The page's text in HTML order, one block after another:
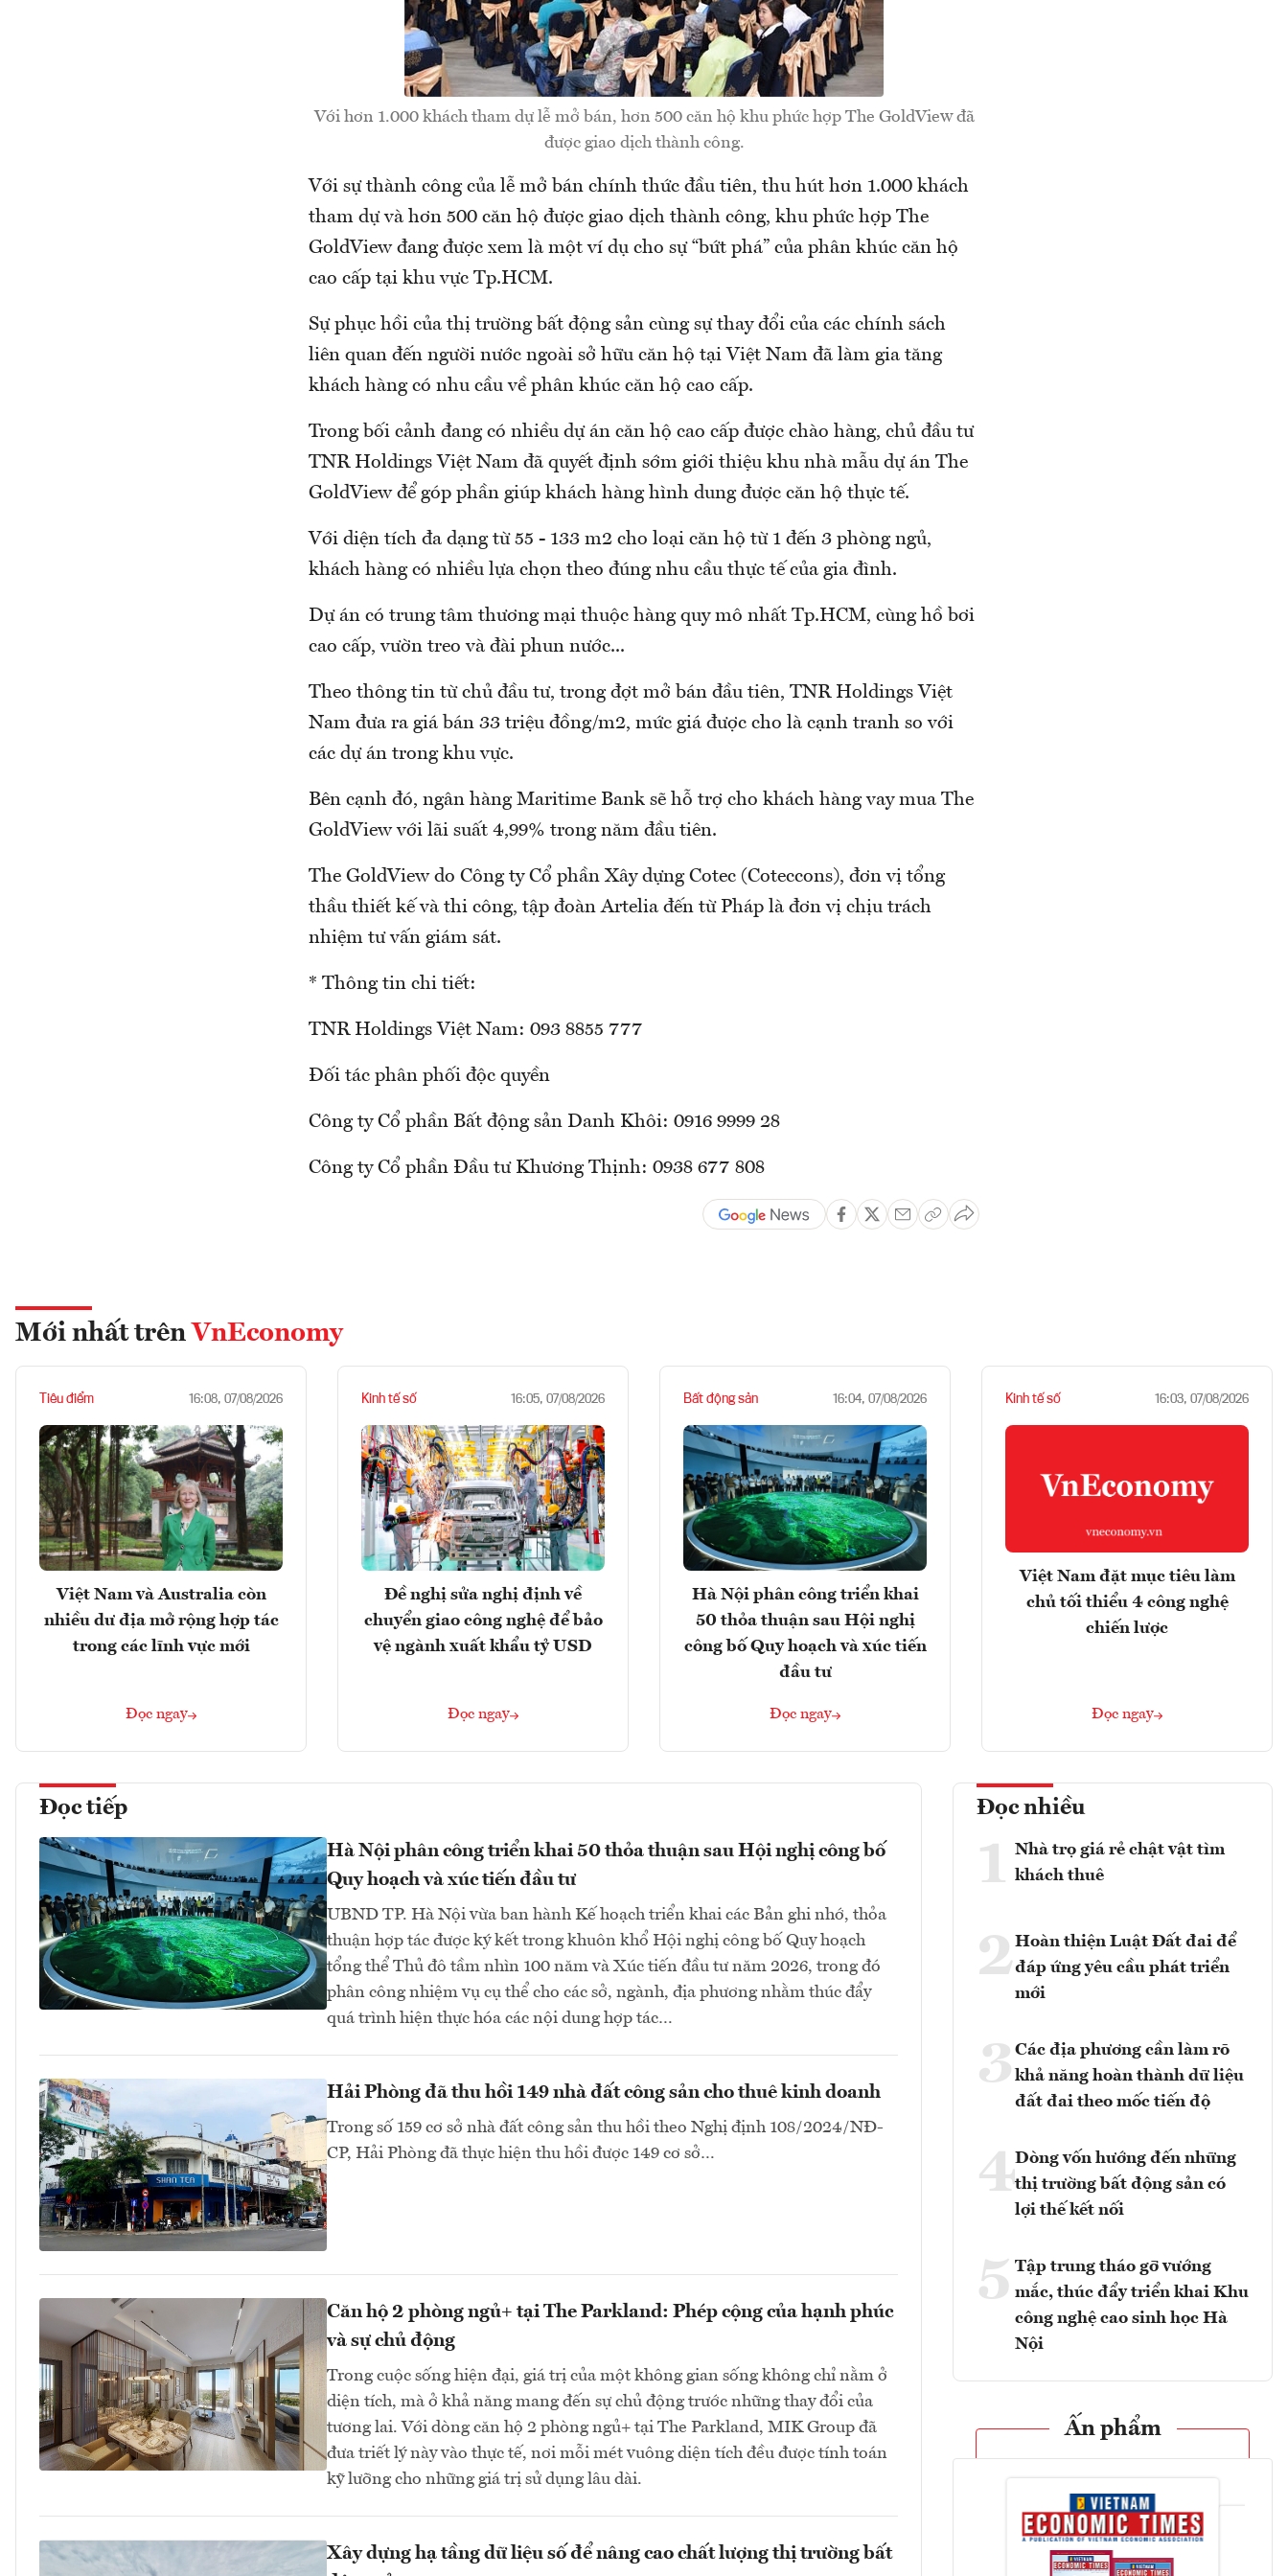
Với hơn 1.000 khách tham dự lễ mở bán, hơn 500 căn hộ khu phức hợp The GoldView đã
được giao dịch thành công.
Với sự thành công của lễ mở bán chính thức đầu tiên, thu hút hơn 1.000 khách
tham dự và hơn 500 căn hộ được giao dịch thành công, khu phức hợp The
GoldView đang được xem là một ví dụ cho sự “bứt phá” của phân khúc căn hộ
cao cấp tại khu vực Tp.HCM.
Sự phục hồi của thị trường bất động sản cùng sự thay đổi của các chính sách
liên quan đến người nước ngoài sở hữu căn hộ tại Việt Nam đã làm gia tăng
khách hàng có nhu cầu về phân khúc căn hộ cao cấp.
Trong bối cảnh đang có nhiều dự án căn hộ cao cấp được chào hàng, chủ đầu tư
TNR Holdings Việt Nam đã quyết định sớm giới thiệu khu nhà mẫu dự án The
GoldView để góp phần giúp khách hàng hình dung được căn hộ thực tế.
Với diện tích đa dạng từ 55 - 133 m2 cho loại căn hộ từ 1 đến 3 phòng ngủ,
khách hàng có nhiều lựa chọn theo đúng nhu cầu thực tế của gia đình.
Dự án có trung tâm thương mại thuộc hàng quy mô nhất Tp.HCM, cùng hồ bơi
cao cấp, vườn treo và đài phun nước...
Theo thông tin từ chủ đầu tư, trong đợt mở bán đầu tiên, TNR Holdings Việt
Nam đưa ra giá bán 33 triệu đồng/m2, mức giá được cho là cạnh tranh so với
các dự án trong khu vực.
Bên cạnh đó, ngân hàng Maritime Bank sẽ hỗ trợ cho khách hàng vay mua The
GoldView với lãi suất 4,99% trong năm đầu tiên.
The GoldView do Công ty Cổ phần Xây dựng Cotec (Coteccons), đơn vị tổng
thầu thiết kế và thi công, tập đoàn Artelia đến từ Pháp là đơn vị chịu trách
nhiệm tư vấn giám sát.
* Thông tin chi tiết:
TNR Holdings Việt Nam: 093 8855 777
Đối tác phân phối độc quyền
Công ty Cổ phần Bất động sản Danh Khôi: 0916 9999 28
Công ty Cổ phần Đầu tư Khương Thịnh: 0938 677 808
Mới nhất trên VnEconomy
Tiêu điểm 16:08, 07/08/2026
Việt Nam và Australia còn
nhiều dư địa mở rộng hợp tác
trong các lĩnh vực mới
Đọc ngay
Kinh tế số 16:05, 07/08/2026
Đề nghị sửa nghị định về
chuyển giao công nghệ để bảo
vệ ngành xuất khẩu tỷ USD
Đọc ngay
Bất động sản 16:04, 07/08/2026
Hà Nội phân công triển khai
50 thỏa thuận sau Hội nghị
công bố Quy hoạch và xúc tiến
đầu tư
Đọc ngay
Kinh tế số 16:03, 07/08/2026
Việt Nam đặt mục tiêu làm
chủ tối thiểu 4 công nghệ
chiến lược
Đọc ngay
Đọc tiếp
Hà Nội phân công triển khai 50 thỏa thuận sau Hội nghị công bố
Quy hoạch và xúc tiến đầu tư
UBND TP. Hà Nội vừa ban hành Kế hoạch triển khai các Bản ghi nhớ, thỏa
thuận hợp tác được ký kết trong khuôn khổ Hội nghị công bố Quy hoạch
tổng thể Thủ đô tầm nhìn 100 năm và Xúc tiến đầu tư năm 2026, trong đó
phân công nhiệm vụ cụ thể cho các sở, ngành, địa phương nhằm thúc đẩy
quá trình hiện thực hóa các nội dung hợp tác…
Hải Phòng đã thu hồi 149 nhà đất công sản cho thuê kinh doanh
Trong số 159 cơ sở nhà đất công sản thu hồi theo Nghị định 108/2024/NĐ-
CP, Hải Phòng đã thực hiện thu hồi được 149 cơ sở…
Căn hộ 2 phòng ngủ+ tại The Parkland: Phép cộng của hạnh phúc
và sự chủ động
Trong cuộc sống hiện đại, giá trị của một không gian sống không chỉ nằm ở
diện tích, mà ở khả năng mang đến sự chủ động trước những thay đổi của
tương lai. Với dòng căn hộ 2 phòng ngủ+ tại The Parkland, MIK Group đã
đưa triết lý này vào thực tế, nơi mỗi mét vuông diện tích đều được tính toán
kỹ lưỡng cho những giá trị sử dụng lâu dài.
Xây dựng hạ tầng dữ liệu số để nâng cao chất lượng thị trường bất
Đọc nhiều
1 Nhà trọ giá rẻ chật vật tìm
khách thuê
2Hoàn thiện Luật Đất đai để
đáp ứng yêu cầu phát triển
mới
3 Các địa phương cần làm rõ
khả năng hoàn thành dữ liệu
đất đai theo mốc tiến độ
4Dòng vốn hướng đến những
thị trường bất động sản có
lợi thế kết nối
5 Tập trung tháo gỡ vướng
mắc, thúc đẩy triển khai Khu
công nghệ cao sinh học Hà
Nội
Ấn phẩm